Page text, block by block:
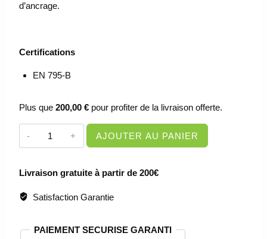
d’ancrage.
Certifications
EN 795-B
Plus que 200,00 € pour profiter de la livraison offerte.
quantité
DE
-
1M
AJOUTER AU PANIER
Livraison gratuite à partir de 200€
Satisfaction Garantie
PAIEMENT SECURISE GARANTI